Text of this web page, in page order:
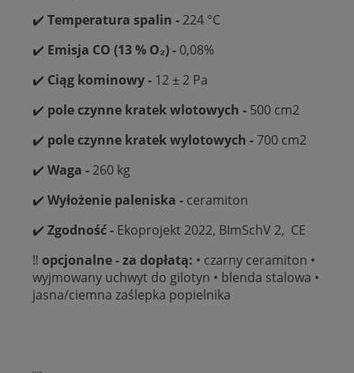
✔️ Temperatura spalin - 224 °C
✔️ Emisja CO (13 % O₂) - 0,08%
✔️ Ciąg kominowy - 12 ± 2 Pa
✔️ pole czynne kratek wlotowych - 500 cm2
✔️ pole czynne kratek wylotowych -700 cm2
✔️ Waga - 260 kg
✔️ Wyłożenie paleniska - ceramiton
✔️ Zgodność - Ekoprojekt 2022, BImSchV 2, CE
‼️ opcjonalne - za dopłatą: • czarny ceramiton •
wyjmowany uchwyt do gilotyn • blenda stalowa •
jasna/ciemna zaślepka popielnika